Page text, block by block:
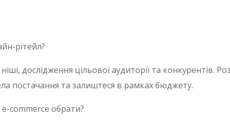
рітейл?
дослідження цільової аудиторії та конкурентів.
постачання та залиштеся в рамках бюджету.
commerce обрати?